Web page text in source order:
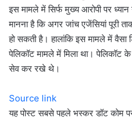
इस मामले में सिर्फ मुख्य आरोपी पर
मानना है कि अगर जांच एजेंसियां पूरी
हो सकती है। हालांकि इस मामले में वैसा
पेलिकॉट मामले में मिला था। पेलिकॉट
सेव कर रखे थे।
Source link
यह पोस्ट सबसे पहले भस्कर डॉट कोम